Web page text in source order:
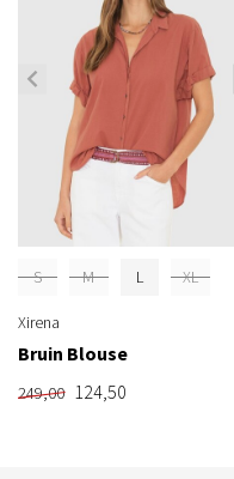
S M L XL
Xirena
Bruin Blouse
249,00 124,50